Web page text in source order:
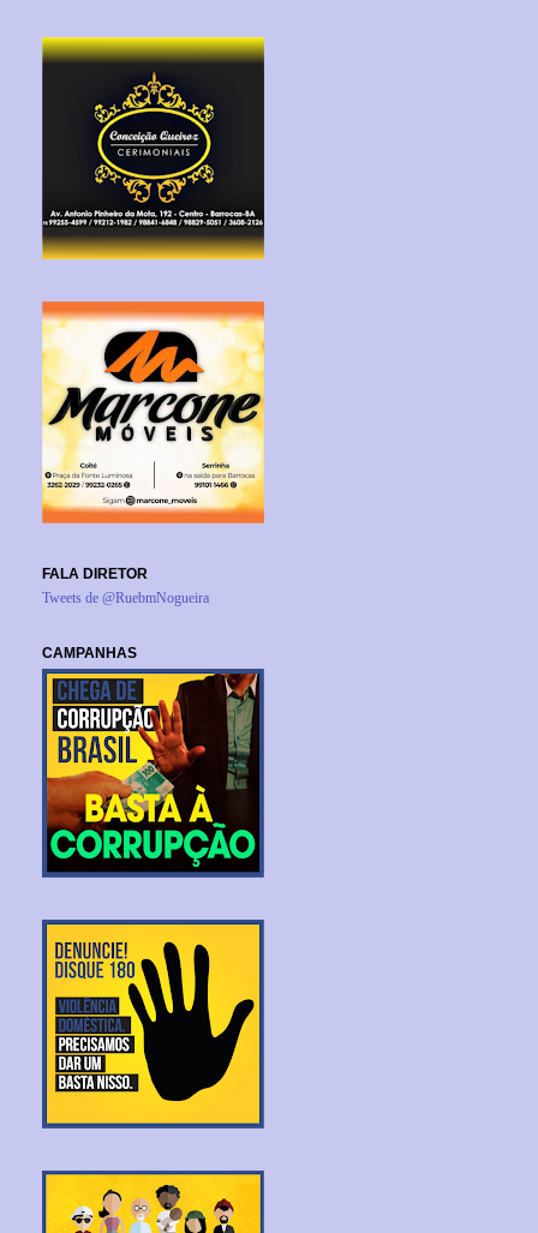
FALA DIRETOR
Tweets de @RuebmNogueira
CAMPANHAS